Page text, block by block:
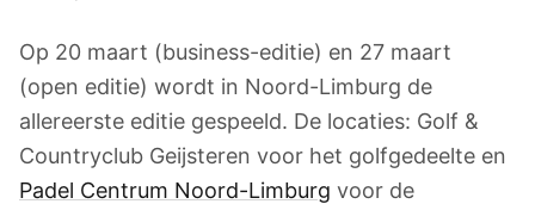
Op 20 maart (business-editie) en 27 maart
(open editie) wordt in Noord-Limburg de
allereerste editie gespeeld. De locaties: Golf &
Countryclub Geijsteren voor het golfgedeelte en
Padel Centrum Noord-Limburg voor de